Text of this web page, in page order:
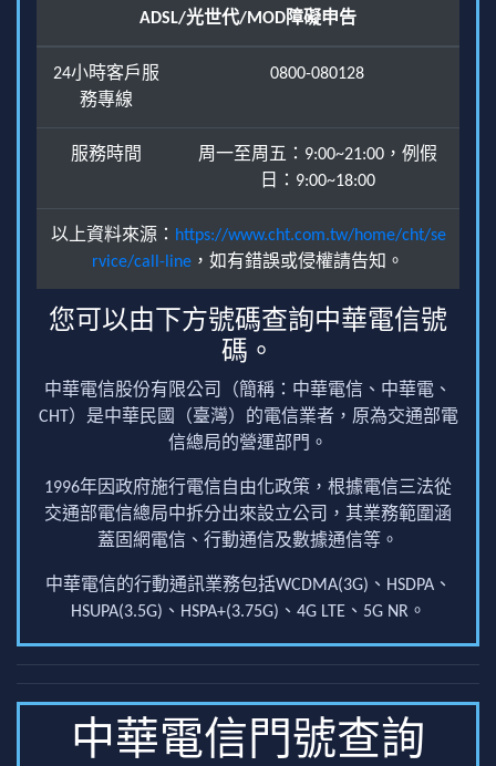
ADSL/光世代/MOD障礙申告
24小時客戶服
務專線
0800-080128
服務時間
周一至周五：9:00~21:00，例假
日：9:00~18:00
以上資料來源： https://www.cht.com.tw/home/cht/se
rvice/call-line ，如有錯誤或侵權請告知。
您可以由下方號碼查詢中華電信號
碼。
中華電信股份有限公司（簡稱：中華電信、中華電、
CHT）是中華民國（臺灣）的電信業者，原為交通部電
信總局的營運部門。
1996年因政府施行電信自由化政策，根據電信三法從
交通部電信總局中拆分出來設立公司，其業務範圍涵
蓋固網電信、行動通信及數據通信等。
中華電信的行動通訊業務包括WCDMA(3G)、HSDPA、
HSUPA(3.5G)、HSPA+(3.75G)、4G LTE、5G NR。
中華電信門號查詢